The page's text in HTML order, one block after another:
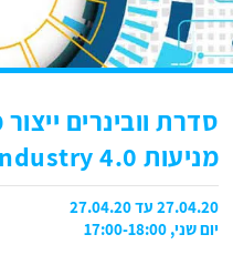
סדרת וובינרים
מניעות Industry 4.0
27.04.20 עד 27.04.20
יום שני, 17:00-18:00